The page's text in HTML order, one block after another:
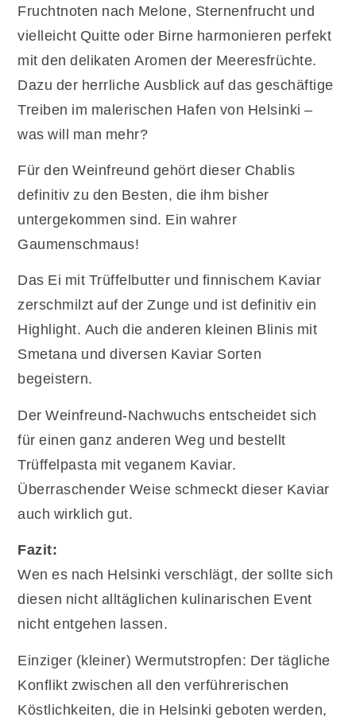
Fruchtnoten nach Melone, Sternenfrucht und
vielleicht Quitte oder Birne harmonieren perfekt
mit den delikaten Aromen der Meeresfrüchte.
Dazu der herrliche Ausblick auf das geschäftige
Treiben im malerischen Hafen von Helsinki –
was will man mehr?
Für den Weinfreund gehört dieser Chablis
definitiv zu den Besten, die ihm bisher
untergekommen sind. Ein wahrer
Gaumenschmaus!
Das Ei mit Trüffelbutter und finnischem Kaviar
zerschmilzt auf der Zunge und ist definitiv ein
Highlight. Auch die anderen kleinen Blinis mit
Smetana und diversen Kaviar Sorten
begeistern.
Der Weinfreund-Nachwuchs entscheidet sich
für einen ganz anderen Weg und bestellt
Trüffelpasta mit veganem Kaviar.
Überraschender Weise schmeckt dieser Kaviar
auch wirklich gut.
Fazit:
Wen es nach Helsinki verschlägt, der sollte sich
diesen nicht alltäglichen kulinarischen Event
nicht entgehen lassen.
Einziger (kleiner) Wermutstropfen: Der tägliche
Konflikt zwischen all den verführerischen
Köstlichkeiten, die in Helsinki geboten werden,